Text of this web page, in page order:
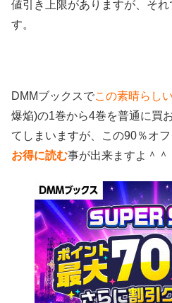
値引き上限がありますが、それ
す。
DMMブックスでこの素晴らし
爆焔)の1巻から4巻を普通に買
てしまいますが、この90％オ
お得に読む事が出来ますよ＾＾